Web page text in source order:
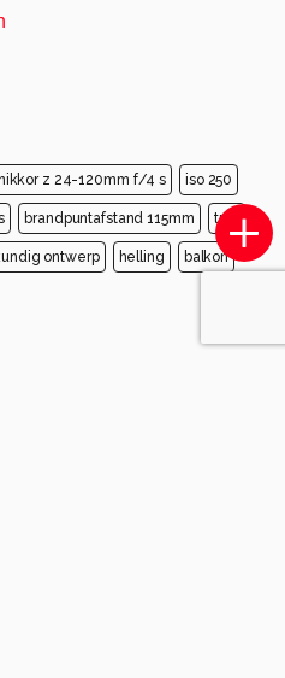
z 24-120mm f/4 s iso 250
brandpuntafstand 115mm trap
ontwerp helling balkon